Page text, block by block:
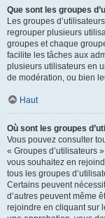
Que sont les groupes
Les groupes
regrouper plusieurs
groupes et chaque
facilite les tâches aux
plusieurs utilisateurs en
de modération, ou bien
Haut
Où sont les groupes
Vous pouvez consulter
« Groupes d’utilisateurs
vous souhaitez en
tous les groupes
Certains peuvent
d’autres peuvent même
rejoindre en cliquant sur